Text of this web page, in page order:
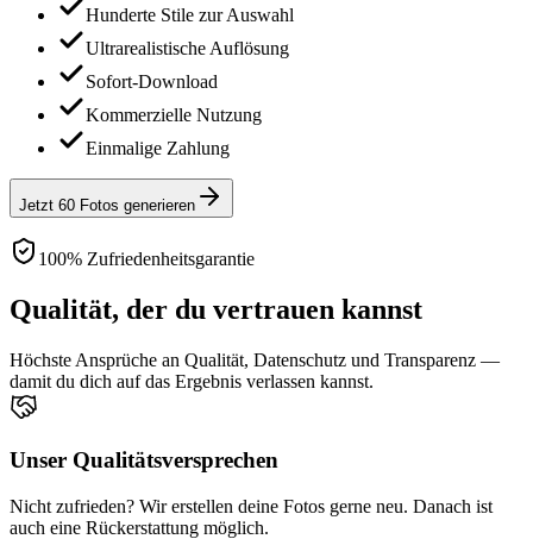
Hunderte Stile zur Auswahl
Ultrarealistische Auflösung
Sofort-Download
Kommerzielle Nutzung
Einmalige Zahlung
Jetzt 60 Fotos generieren
100% Zufriedenheitsgarantie
Qualität, der du vertrauen kannst
Höchste Ansprüche an Qualität, Datenschutz und Transparenz —
damit du dich auf das Ergebnis verlassen kannst.
Unser Qualitätsversprechen
Nicht zufrieden? Wir erstellen deine Fotos gerne neu. Danach ist
auch eine Rückerstattung möglich.